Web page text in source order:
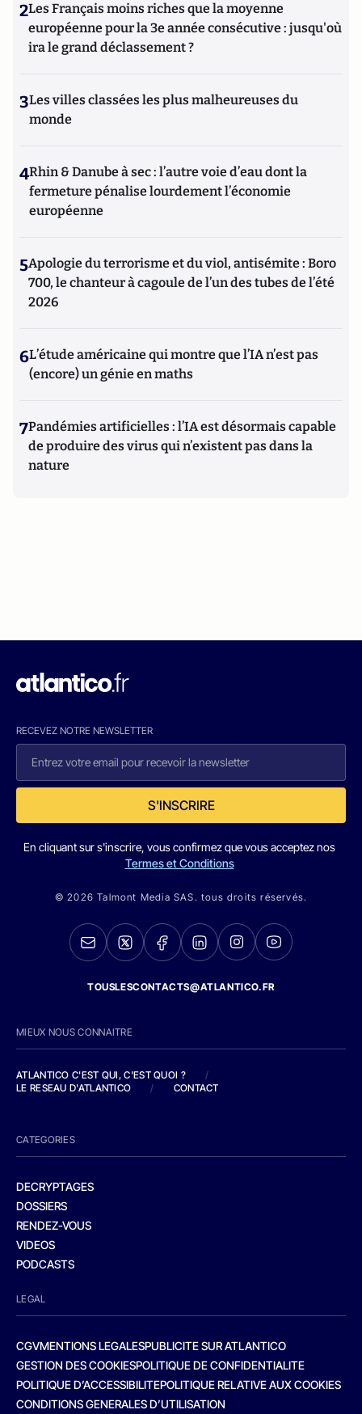
2Les Français moins riches que la moyenne
européenne pour la 3e année consécutive : jusqu'où
ira le grand déclassement ?
3Les villes classées les plus malheureuses du
monde
4Rhin & Danube à sec : l’autre voie d’eau dont la
fermeture pénalise lourdement l’économie
européenne
5Apologie du terrorisme et du viol, antisémite : Boro
700, le chanteur à cagoule de l’un des tubes de l’été
2026
6L’étude américaine qui montre que l’IA n’est pas
(encore) un génie en maths
7Pandémies artificielles : l’IA est désormais capable
de produire des virus qui n’existent pas dans la
nature
RECEVEZ NOTRE NEWSLETTER
S'INSCRIRE
En cliquant sur s'inscrire, vous confirmez que vous acceptez nos
Termes et Conditions
© 2026 Talmont Media SAS. tous droits réservés.
TOUSLESCONTACTS@ATLANTICO.FR
MIEUX NOUS CONNAITRE
ATLANTICO C'EST QUI, C'EST QUOI ?
/
LE RESEAU D'ATLANTICO
/ CONTACT
CATEGORIES
DECRYPTAGES
DOSSIERS
RENDEZ-VOUS
VIDEOS
PODCASTS
LEGAL
CGVMENTIONS LEGALESPUBLICITE SUR ATLANTICO
GESTION DES COOKIESPOLITIQUE DE CONFIDENTIALITE
POLITIQUE D’ACCESSIBILITEPOLITIQUE RELATIVE AUX COOKIES
CONDITIONS GENERALES D’UTILISATION